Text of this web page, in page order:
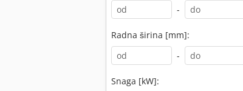
-
Radna širina [mm]:
-
Snaga [kW]: